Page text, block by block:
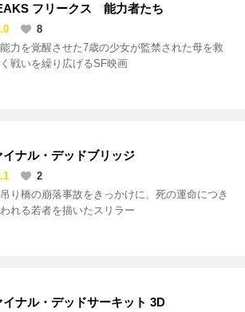
フリークス 能力者たち
8
力を覚醒させた7歳の少女が監禁された母を救
戦いを繰り広げるSF映画
イナル・デッドブリッジ
2
り橋の崩落事故をきっかけに、死の運命につき
れる若者を描いたスリラー
イナル・デッドサーキット 3D